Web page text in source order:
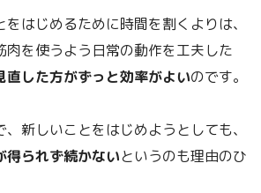
はじめるために時間を割くよりは、
肉を使うよう日常の動作を工夫した
直した方がずっと効率がよいのです。
新しいことをはじめようとしても、
得られず続かないというのも理由のひ